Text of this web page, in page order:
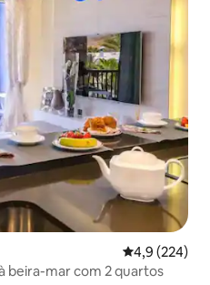
4,9 de uma
4,9 (224)
Apartamento extra de luxo à beira-mar com 2 quartos